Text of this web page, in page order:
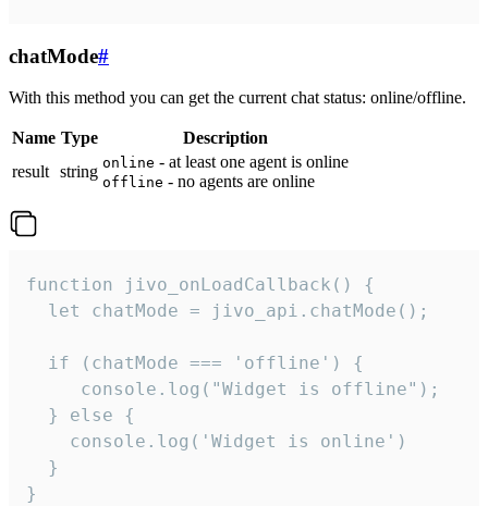
chatMode#
With this method you can get the current chat status: online/offline.
Name Type
Description
result string online - at least one agent is online
offline - no agents are online
function jivo_onLoadCallback() {
  let chatMode = jivo_api.chatMode();
  if (chatMode === 'offline') {
     console.log("Widget is offline");
  } else {
    console.log('Widget is online')
  }
}